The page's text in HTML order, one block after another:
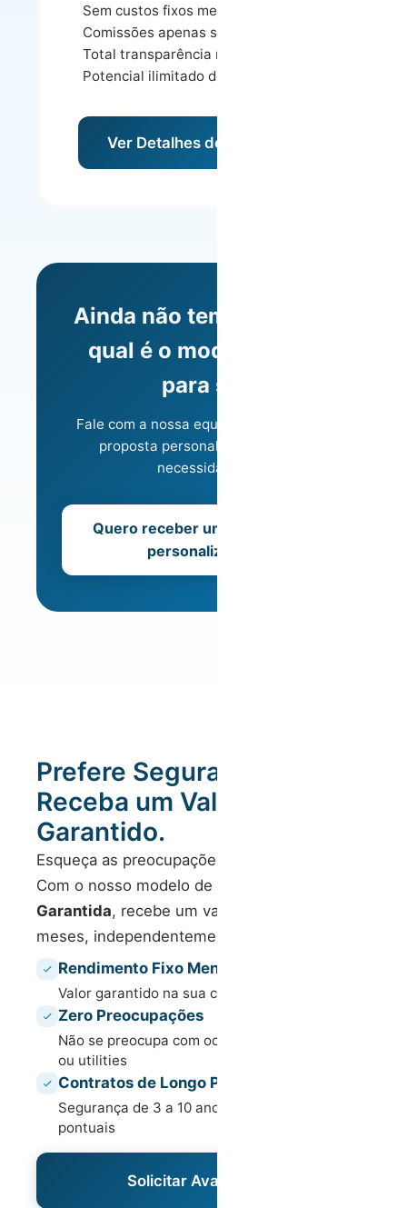
Sem custos fixos mensais
Comissões apenas sobre receita
Total transparência nos ganhos
Potencial ilimitado de receita
Ver Detalhes do Modelo
Ainda não tem a certeza
qual é o modelo certo
para si?
Fale com a nossa equipa e receba uma
proposta personalizada às suas
necessidades.
Quero receber uma proposta
personalizada
Prefere Segurança Total?
Receba um Valor Fixo
Garantido.
Esqueça as preocupações com ocupação.
Com o nosso modelo de
Garantida, recebe um valor fixo todos os
meses, independentemente de tudo.
Rendimento Fixo Mensal
Valor garantido na sua conta, sem variações
Zero Preocupações
Não se preocupa com ocupação, manutenção
ou utilities
Contratos de Longo Prazo
Segurança de 3 a 10 anos com pagamentos
pontuais
Solicitar Avaliação